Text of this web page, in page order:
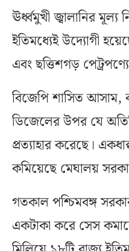
ঊর্ধ্বমুখী জ্বালানির মূল্য
ইতিমধ্যেই উদ্যোগী
এবং ছত্তিশগড়
বিজেপি শাসিত আসাম,
ডিজেলের উপর যে
প্রত্যাহার করেছে।
কমিয়েছে মেঘালয়
গতকাল পশ্চিমবঙ্গ
একটাকা করে সেস